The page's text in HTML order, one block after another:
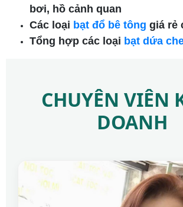
bơi, hồ cảnh quan
Các loại bạt đổ bê tông giá rẻ
Tổng hợp các loại bạt dứa
CHUYÊN VIÊN
DOANH